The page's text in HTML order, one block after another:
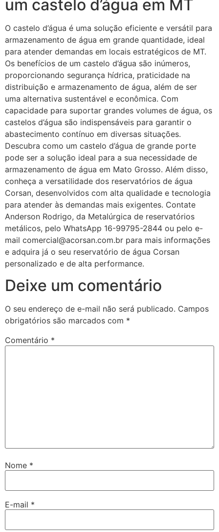
um castelo d’água em MT
O castelo d’água é uma solução eficiente e versátil para
armazenamento de água em grande quantidade, ideal
para atender demandas em locais estratégicos de MT.
Os benefícios de um castelo d’água são inúmeros,
proporcionando segurança hídrica, praticidade na
distribuição e armazenamento de água, além de ser
uma alternativa sustentável e econômica. Com
capacidade para suportar grandes volumes de água, os
castelos d’água são indispensáveis para garantir o
abastecimento contínuo em diversas situações.
Descubra como um castelo d’água de grande porte
pode ser a solução ideal para a sua necessidade de
armazenamento de água em Mato Grosso. Além disso,
conheça a versatilidade dos reservatórios de água
Corsan, desenvolvidos com alta qualidade e tecnologia
para atender às demandas mais exigentes. Contate
Anderson Rodrigo, da Metalúrgica de reservatórios
metálicos, pelo WhatsApp 16-99795-2844 ou pelo e-
mail comercial@acorsan.com.br para mais informações
e adquira já o seu reservatório de água Corsan
personalizado e de alta performance.
Deixe um comentário
O seu endereço de e-mail não será publicado. Campos
obrigatórios são marcados com *
Comentário *
Nome *
E-mail *